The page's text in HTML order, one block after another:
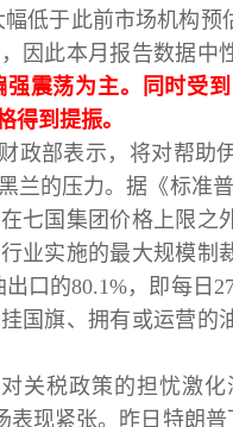
幅低于此前市场机构
因此本月报告数据中
震荡为主。同时受
得到提振。
政部表示，将对帮
兰的压力。据《标准
七国集团价格上限之
业实施的最大规模制
口的80.1%，即每日
国旗、拥有或运营的
关税政策的担忧激
表现紧张。昨日特朗